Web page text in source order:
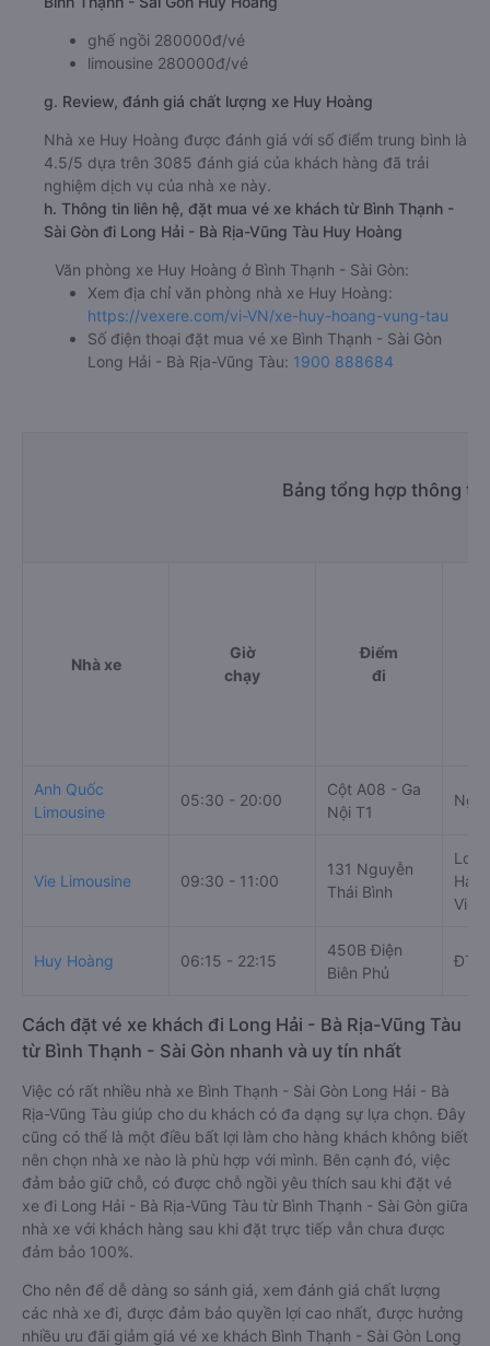
ghế ngồi 280000đ/vé
limousine 280000đ/vé
g. Review, đánh giá chất lượng xe Huy Hoàng
Nhà xe Huy Hoàng được đánh giá với số điểm trung bình là
4.5/5 dựa trên 3085 đánh giá của khách hàng đã trải
nghiệm dịch vụ của nhà xe này.
h. Thông tin liên hệ, đặt mua vé xe khách từ Bình Thạnh -
Sài Gòn đi Long Hải - Bà Rịa-Vũng Tàu Huy Hoàng
Văn phòng xe Huy Hoàng ở Bình Thạnh - Sài Gòn:
Xem địa chỉ văn phòng nhà xe Huy Hoàng:
https://vexere.com/vi-VN/xe-huy-hoang-vung-tau
Số điện thoại đặt mua vé xe Bình Thạnh - Sài Gòn
Long Hải - Bà Rịa-Vũng Tàu: 1900 888684
Bảng tổng hợp thông
Nhà xe
Giờ
chạy
Điểm
đi
Anh Quốc
Limousine
05:30 - 20:00
Cột A08 - Ga
Nội T1
Ngã
Vie Limousine 09:30 - 11:00
131 Nguyễn
Thái Bình
Hải,
Huy Hoàng 06:15 - 22:15
450B Điện
Biên Phủ
Cách đặt vé xe khách đi Long Hải - Bà Rịa-Vũng Tàu
từ Bình Thạnh - Sài Gòn nhanh và uy tín nhất
Việc có rất nhiều nhà xe Bình Thạnh - Sài Gòn Long Hải - Bà
Rịa-Vũng Tàu giúp cho du khách có đa dạng sự lựa chọn. Đây
cũng có thể là một điều bất lợi làm cho hàng khách không biết
nên chọn nhà xe nào là phù hợp với mình. Bên cạnh đó, việc
đảm bảo giữ chỗ, có được chỗ ngồi yêu thích sau khi đặt vé
xe đi Long Hải - Bà Rịa-Vũng Tàu từ Bình Thạnh - Sài Gòn giữa
nhà xe với khách hàng sau khi đặt trực tiếp vẫn chưa được
đảm bảo 100%.
Cho nên để dễ dàng so sánh giá, xem đánh giá chất lượng
các nhà xe đi, được đảm bảo quyền lợi cao nhất, được hưởng
nhiều ưu đãi giảm giá vé xe khách Bình Thạnh - Sài Gòn Long